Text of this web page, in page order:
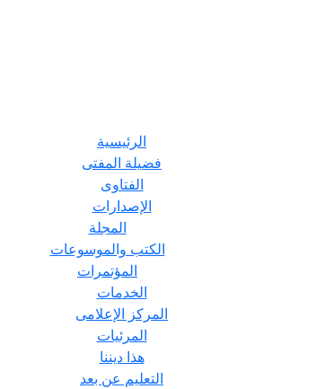
الرئيسية
فضيلة المفتى
الفتاوى
الإصدارات
المجلة
الكتب والموسوعات
المؤتمرات
الخدمات
المركز الإعلامى
المرئيات
هذا ديننا
التعليم عن بعد